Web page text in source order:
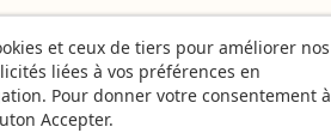
et ceux de tiers pour améliorer nos
liées à vos préférences en
Pour donner votre consentement à
Accepter.